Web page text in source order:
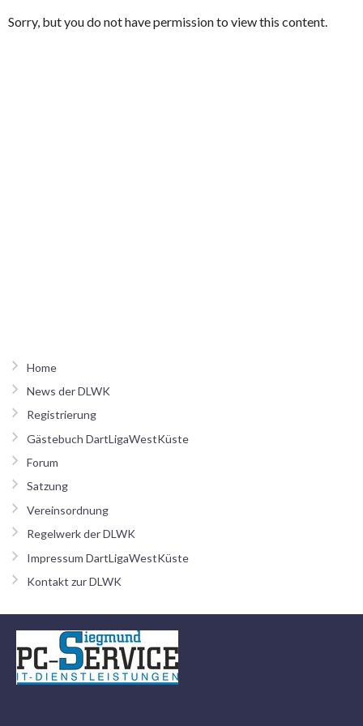
Sorry, but you do not have permission to view this content.
Home
News der DLWK
Registrierung
Gästebuch DartLigaWestKüste
Forum
Satzung
Vereinsordnung
Regelwerk der DLWK
Impressum DartLigaWestKüste
Kontakt zur DLWK